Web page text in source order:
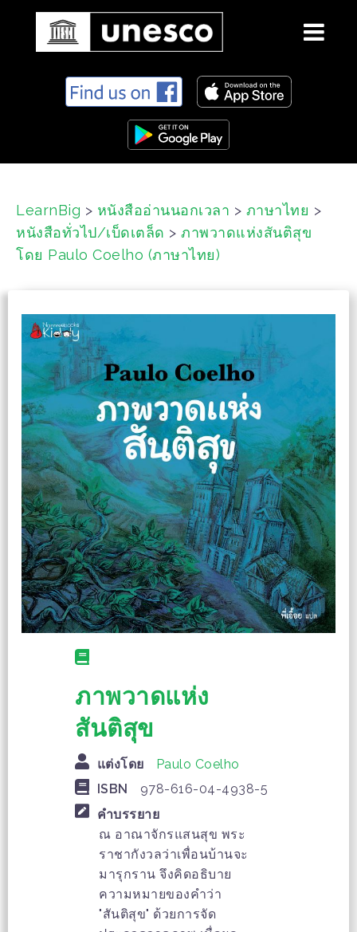
n
LearnBig > หนังสืออ่านนอกเวลา > ภาษาไทย >
หนังสือทั่วไป/เบ็ดเตล็ด > ภาพวาดแห่งสันติสุข
โดย Paulo Coelho (ภาษาไทย)
ภาพวาดแห่ง
สันติสุข
แต่งโดย
Paulo Coelho
ISBN
978-616-04-4938-5
คำบรรยาย
ณ อาณาจักรแสนสุข พระ
ราชากังวลว่าเพื่อนบ้านจะ
มารุกราน จึงคิดอธิบาย
ความหมายของคำว่า
"สันติสุข" ด้วยการจัด